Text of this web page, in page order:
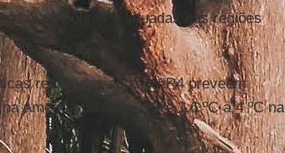
mais pobres e situadas nas regiões
realizadas após o AR4 preveem
América do Sul e entre 1,6 ºC a 4 ºC na